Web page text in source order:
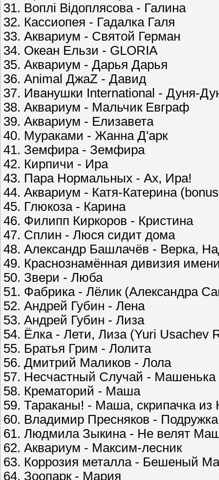
31. Воплі Відоплясова - Галина
32. Кассиопея - Гадалка Галя
33. Аквариум - Святой Герман
34. Океан Ельзи - GLORIA
35. Аквариум - Дарья Дарья
36. Animal ДжаZ - Давид
37. Иванушки International - Дуня-
38. Аквариум - Мальчик Евграф
39. Аквариум - Елизавета
40. Мураками - Жанна Д'арк
41. Земфира - Земфира
42. Кирпичи - Ира
43. Пара Нормальных - Ах, Ира!
44. Аквариум - Катя-Катерина
45. Глюкоза - Карина
46. Филипп Киркоров - Кристина
47. Сплин - Люся сидит дома
48. Александр Башлачёв - Верка,
49. Краснознамённая дивизия
50. Звери - Люба
51. Фабрика - Лёлик (Александра
52. Андрей Губин - Лена
53. Андрей Губин - Лиза
54. Ёлка - Лети, Лиза (Yuri Usachev
55. Братья Грим - Лолита
56. Дмитрий Маликов - Лола
57. Несчастный Случай - Машенька
58. Крематорий - Маша
59. Тараканы! - Маша, скрипачка из
60. Владимир Пресняков -
61. Людмила Зыкина - Не велят
62. Аквариум - Максим-лесник
63. Коррозия металла - Бешеный
64. Зоопарк - Мария